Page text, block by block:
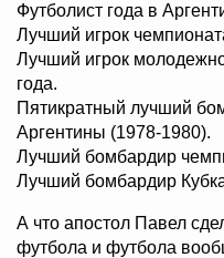
Футболист года в
Лучший игрок
Лучший игрок
года.
Пятикратный лучший
Аргентины (1978-1980).
Лучший бомбардир
Лучший бомбардир
А что апостол Павел
футбола и футбола